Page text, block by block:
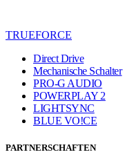
TRUEFORCE
Direct Drive
Mechanische Schalter
PRO-G AUDIO
POWERPLAY 2
LIGHTSYNC
BLUE VO!CE
PARTNERSCHAFTEN